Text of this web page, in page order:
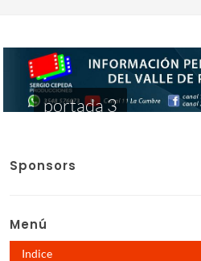
portada 3
Sponsors
Menú
Indice